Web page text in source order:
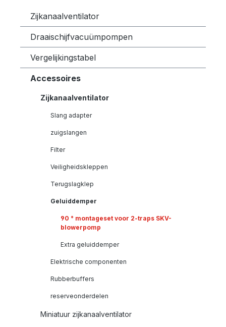
Zijkanaalventilator
Draaischijfvacuümpompen
Vergelijkingstabel
Accessoires
Zijkanaalventilator
Slang adapter
zuigslangen
Filter
Veiligheidskleppen
Terugslagklep
Geluiddemper
90 ° montageset voor 2-traps SKV-
blowerpomp
Extra geluiddemper
Elektrische componenten
Rubberbuffers
reserveonderdelen
Miniatuur zijkanaalventilator